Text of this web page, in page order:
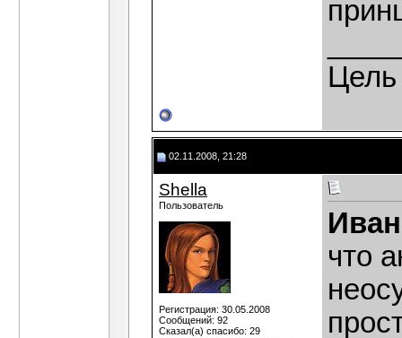
Цель
02.11.2008, 21:28
Shella
Пользователь
Регистрация: 30.05.2008
Сообщений: 92
Сказал(а) спасибо: 29
что